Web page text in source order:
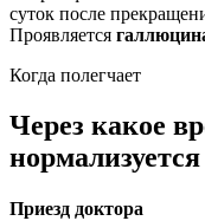
суток после
Проявляется
Когда полегчает
Через какое
нормализуется
Приезд доктора